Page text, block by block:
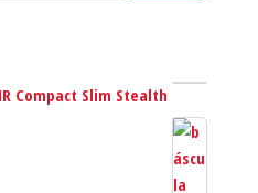
Compact Slim Stealth